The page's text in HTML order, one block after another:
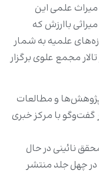
میراث علمی این
باارزش که
علمیه به شمار
مجمع علوی برگزار
پژوهش‌ها و مطالعات
با مرکز خبری
نائینی در حال
چهل جلد منتشر